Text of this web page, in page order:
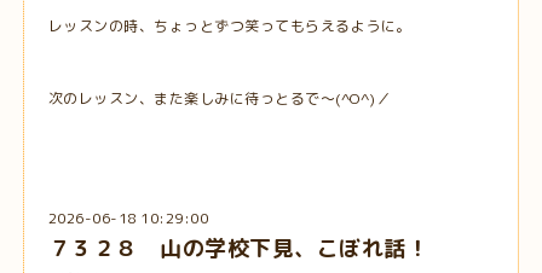
レッスンの時、ちょっとずつ笑ってもらえるように。
次のレッスン、また楽しみに待っとるで～(^O^)／
2026-06-18 10:29:00
７３２８ 山の学校下見、こぼれ話！